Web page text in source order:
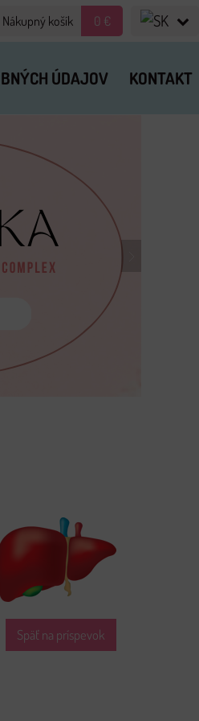
Nákupný košík 0 €
ÚDAJOV KONTAKT
Späť na príspevok